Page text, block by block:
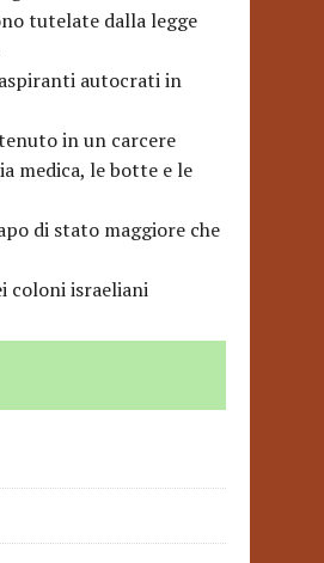
tutelate dalla legge
autocrati in
in un carcere
medica, le botte e le
di stato maggiore che
coloni israeliani